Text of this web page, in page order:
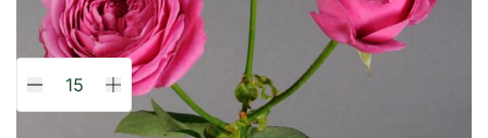
Кількість:
95грн/шт